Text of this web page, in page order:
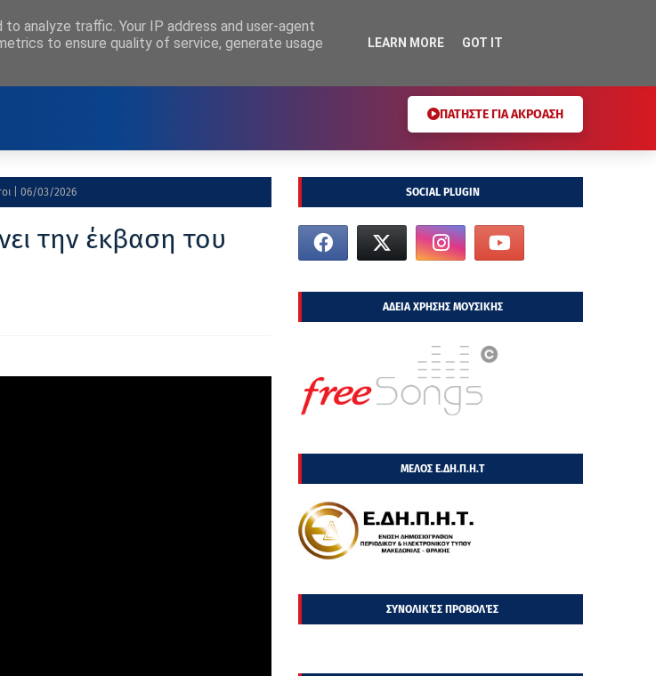
ΠΑΤΗΣΤΕ ΓΙΑ ΑΚΡΟΑΣΗ
| 06/03/2026
την έκβαση του
SOCIAL PLUGIN
ΑΔΕΙΑ ΧΡΗΣΗΣ ΜΟΥΣΙΚΗΣ
ΜΕΛΟΣ Ε.ΔΗ.Π.Η.Τ
ΣΥΝΟΛΙΚΈΣ ΠΡΟΒΟΛΈΣ
analyze traffic. Your IP address and user-agent
to ensure quality of service, generate usage
LEARN MORE GOT IT